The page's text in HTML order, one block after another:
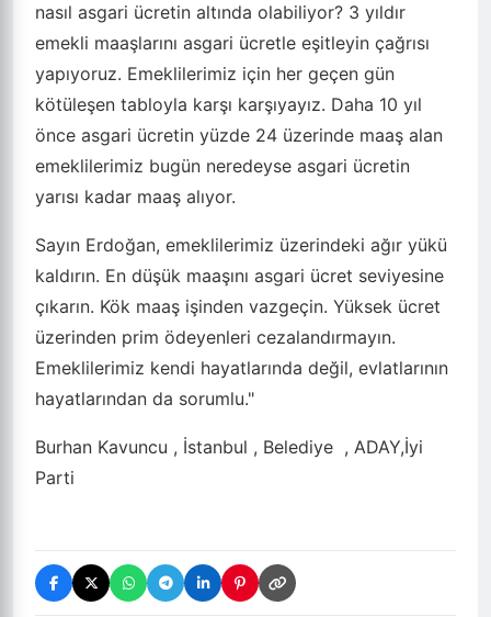
nasıl asgari ücretin altında olabiliyor? 3 yıldır
emekli maaşlarını asgari ücretle eşitleyin çağrısı
yapıyoruz. Emeklilerimiz için her geçen gün
kötüleşen tabloyla karşı karşıyayız. Daha 10 yıl
önce asgari ücretin yüzde 24 üzerinde maaş alan
emeklilerimiz bugün neredeyse asgari ücretin
yarısı kadar maaş alıyor.
Sayın Erdoğan, emeklilerimiz üzerindeki ağır yükü
kaldırın. En düşük maaşını asgari ücret seviyesine
çıkarın. Kök maaş işinden vazgeçin. Yüksek ücret
üzerinden prim ödeyenleri cezalandırmayın.
Emeklilerimiz kendi hayatlarında değil, evlatlarının
hayatlarından da sorumlu."
Burhan Kavuncu , İstanbul , Belediye , ADAY,İyi
Parti